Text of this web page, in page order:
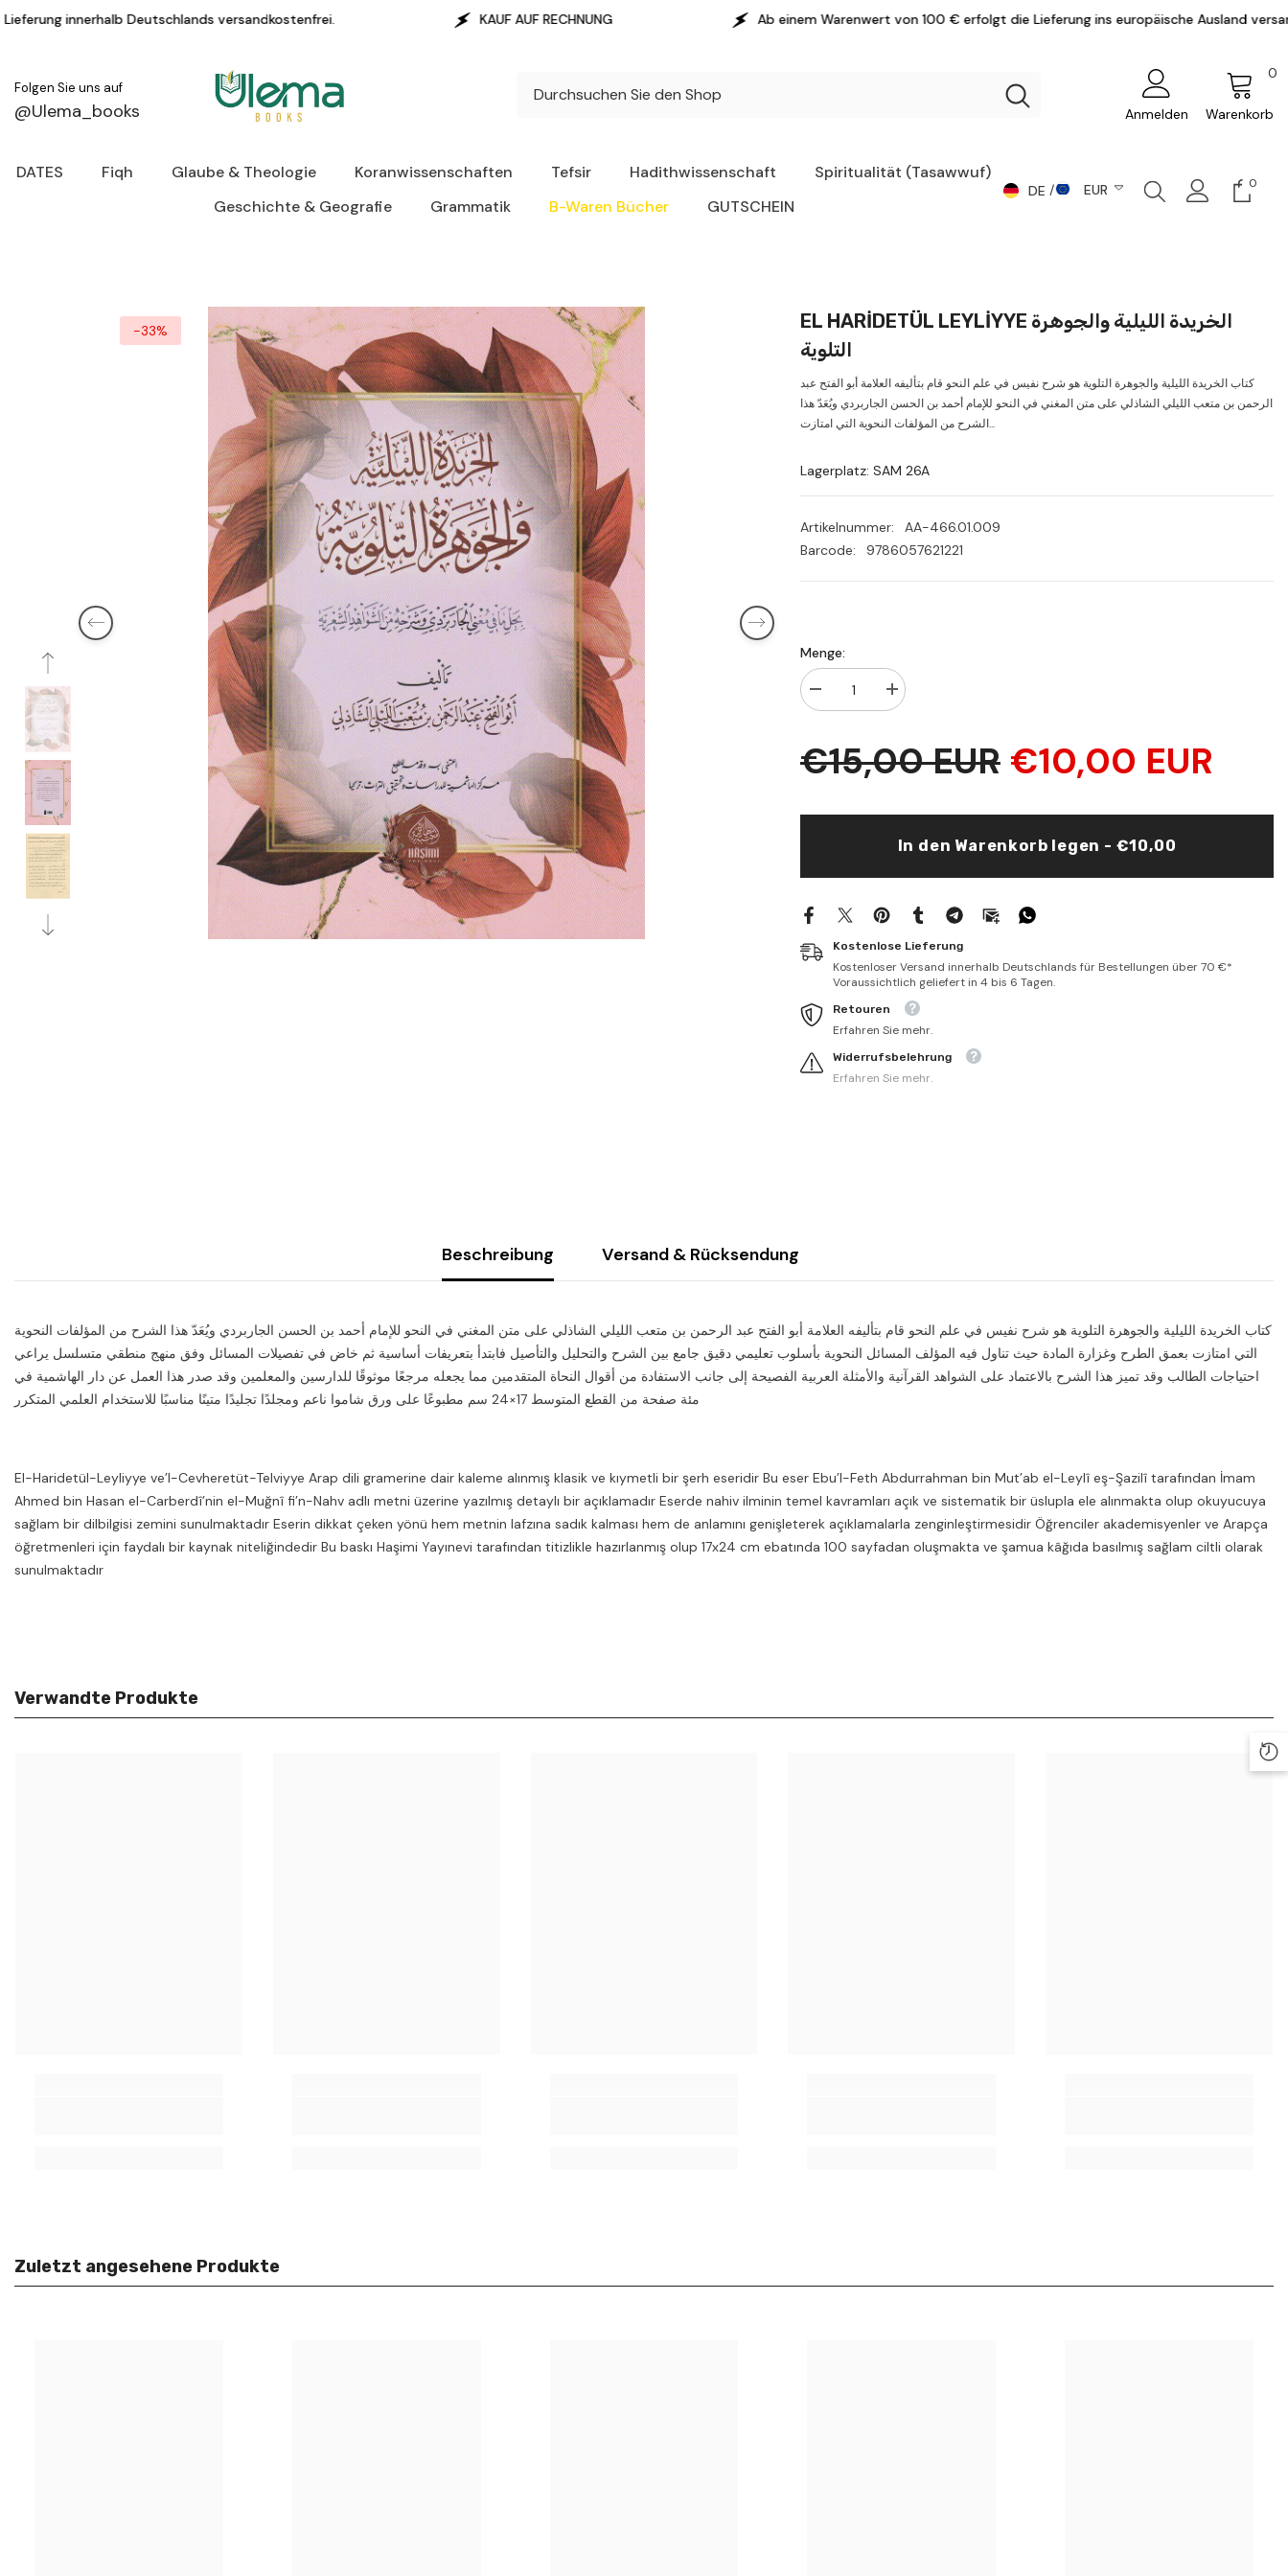
Zum Inhalt springen
versandkostenfrei. KAUF AUF RECHNUNG Ab einem Warenwert von 100 € erfolgt die Lieferung ins europäische Ausland versandkostenfrei.
Folgen Sie uns auf
@Ulema_books Anmelden Warenkorb
00
DATES Fiqh Glaube & Theologie Koranwissenschaften Tefsir Hadithwissenschaft
Spiritualität (Tasawwuf)
Geschichte & Geografie
Grammatik B-Waren Bücher GUTSCHEIN
DE
EUR
EUR
HUF
0
-33%
EL HARİDETÜL LEYLİYYE الخريدة الليلية والجوهرة
التلوية
كتاب الخريدة الليلية والجوهرة التلوية هو شرح نفيس في علم النحو قام بتأليفه العلامة أبو الفتح عبد
الرحمن بن متعب الليلي الشاذلي على متن المغني في النحو للإمام أحمد بن الحسن الجاربردي ويُعَدّ هذا
الشرح من المؤلفات النحوية التي امتازت...
Lagerplatz: SAM 26A
Artikelnummer:
AA-466.01.009
Barcode:
9786057621221
Menge:
verringern
HARİDETÜL
LEYLİYYE
Menge
erhöhen
HARİDETÜL
LEYLİYYE
€15,00 EUR €10,00 EUR
In den Warenkorb legen - €10,00
Kostenlose Lieferung
Kostenloser Versand innerhalb Deutschlands für Bestellungen über 70 €*
Voraussichtlich geliefert in 4 bis 6 Tagen.
Retouren
Erfahren Sie mehr.
Widerrufsbelehrung
Erfahren Sie mehr.
Beschreibung Versand & Rücksendung
كتاب الخريدة الليلية والجوهرة التلوية هو شرح نفيس في علم النحو قام بتأليفه العلامة أبو الفتح عبد الرحمن بن متعب الليلي الشاذلي على متن المغني في النحو للإمام أحمد بن الحسن الجاربردي ويُعَدّ هذا الشرح من المؤلفات النحوية
التي امتازت بعمق الطرح وغزارة المادة حيث تناول فيه المؤلف المسائل النحوية بأسلوب تعليمي دقيق جامع بين الشرح والتحليل والتأصيل فابتدأ بتعريفات أساسية ثم خاض في تفصيلات المسائل وفق منهج منطقي متسلسل يراعي
احتياجات الطالب وقد تميز هذا الشرح بالاعتماد على الشواهد القرآنية والأمثلة العربية الفصيحة إلى جانب الاستفادة من أقوال النحاة المتقدمين مما يجعله مرجعًا موثوقًا للدارسين والمعلمين وقد صدر هذا العمل عن دار الهاشمية في
مئة صفحة من القطع المتوسط 17×24 سم مطبوعًا على ورق شاموا ناعم ومجلدًا تجليدًا متينًا مناسبًا للاستخدام العلمي المتكرر
El-Haridetül-Leyliyye ve’l-Cevheretüt-Telviyye Arap dili gramerine dair kaleme alınmış klasik ve kıymetli bir şerh eseridir Bu eser Ebu’l-Feth Abdurrahman bin Mut’ab el-Leylî eş-Şazilî tarafından İmam
Ahmed bin Hasan el-Carberdî’nin el-Muğnî fi’n-Nahv adlı metni üzerine yazılmış detaylı bir açıklamadır Eserde nahiv ilminin temel kavramları açık ve sistematik bir üslupla ele alınmakta olup okuyucuya
sağlam bir dilbilgisi zemini sunulmaktadır Eserin dikkat çeken yönü hem metnin lafzına sadık kalması hem de anlamını genişleterek açıklamalarla zenginleştirmesidir Öğrenciler akademisyenler ve Arapça
öğretmenleri için faydalı bir kaynak niteliğindedir Bu baskı Haşimi Yayınevi tarafından titizlikle hazırlanmış olup 17x24 cm ebatında 100 sayfadan oluşmakta ve şamua kâğıda basılmış sağlam ciltli olarak
sunulmaktadır
Verwandte Produkte
Zuletzt angesehene Produkte